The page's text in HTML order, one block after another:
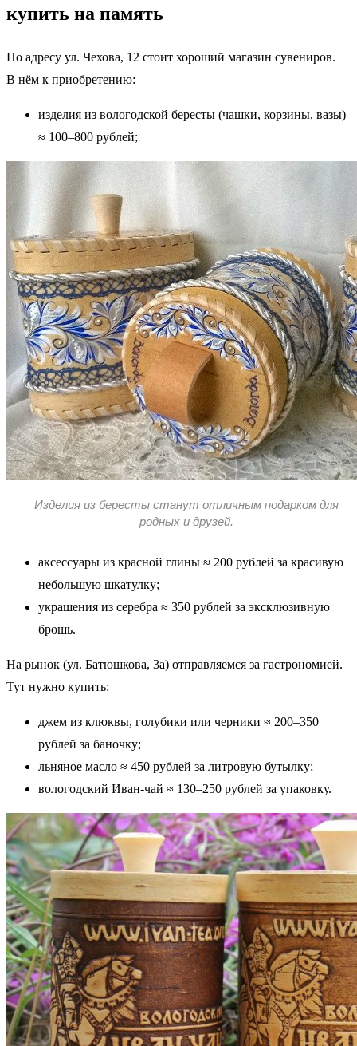
купить на память
По адресу ул. Чехова, 12 стоит хороший магазин сувениров.
В нём к приобретению:
изделия из вологодской бересты (чашки, корзины, вазы)
≈ 100–800 рублей;
Изделия из бересты станут отличным подарком для
родных и друзей.
аксессуары из красной глины ≈ 200 рублей за красивую
небольшую шкатулку;
украшения из серебра ≈ 350 рублей за эксклюзивную
брошь.
На рынок (ул. Батюшкова, 3а) отправляемся за гастрономией.
Тут нужно купить:
джем из клюквы, голубики или черники ≈ 200–350
рублей за баночку;
льняное масло ≈ 450 рублей за литровую бутылку;
вологодский Иван-чай ≈ 130–250 рублей за упаковку.